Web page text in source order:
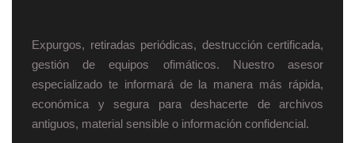
Expurgos, retiradas periódicas, destrucción certificada,
gestión de equipos ofimáticos. Nuestro asesor
especializado te informará de la manera más rápida,
económica y segura para deshacerte de archivos
antiguos, material sensible o información confidencial.